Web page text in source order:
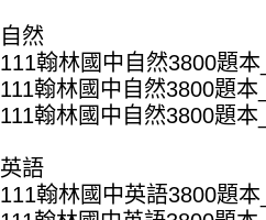
自然
111翰林國中自然3800題
111翰林國中自然3800題本
111翰林國中自然3800題本
英語
111翰林國中英語3800題